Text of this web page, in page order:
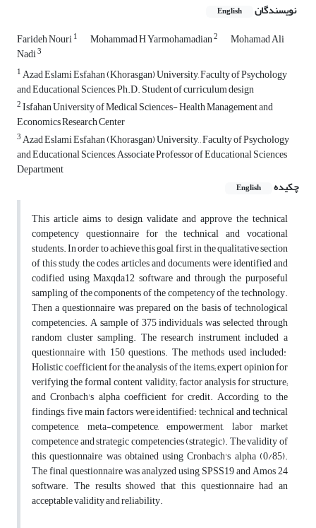
نویسندگان English
Farideh Nouri1 Mohammad H Yarmohamadian2 Mohamad Ali
Nadi3
1Azad Eslami Esfahan (Khorasgan) University, Faculty of Psychology
and Educational Sciences, Ph.D. Student of curriculum design
2Isfahan University of Medical Sciences- Health Management and
Economics Research Center
3Azad Eslami Esfahan (Khorasgan) University, , Faculty of Psychology
and Educational Sciences, Associate Professor of Educational Sciences
Department
چکیده
English
This article aims to design, validate and approve the technical
competency questionnaire for the technical and vocational
students. In order to achieve this goal, first, in the qualitative section
of this study, the codes, articles and documents were identified and
codified using Maxqda12 software and through the purposeful
sampling of the components of the competency of the technology.
Then a questionnaire was prepared on the basis of technological
competencies. A sample of 375 individuals was selected through
random cluster sampling. The research instrument included a
questionnaire with 150 questions. The methods used included:
Holistic coefficient for the analysis of the items; expert opinion for
verifying the formal content validity; factor analysis for structure;
and Cronbach's alpha coefficient for credit. According to the
findings, five main factors were identified: technical and technical
competence, meta-competence, empowerment, labor market
competence and strategic competencies (strategic). The validity of
this questionnaire was obtained using Cronbach's alpha (0/85).
The final questionnaire was analyzed using SPSS19 and Amos 24
software. The results showed that this questionnaire had an
acceptable validity and reliability.